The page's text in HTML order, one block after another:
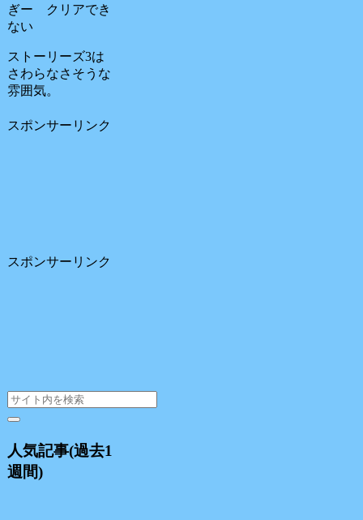
ぎー クリアでき
ない
ストーリーズ3は
さわらなさそうな
雰囲気。
スポンサーリンク
スポンサーリンク
人気記事(過去1
週間)